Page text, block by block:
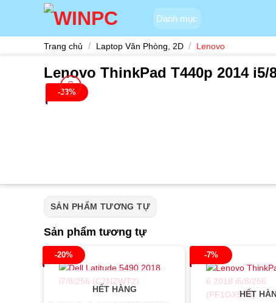
Danh mục
Trang chủ / Laptop Văn Phòng, 2D / Lenovo
Lenovo ThinkPad T440p 2014 i5/
-33%
SẢN PHẨM TƯƠNG TỰ
Sản phẩm tương tự
-20%
HẾT HÀNG
-7%
HẾT